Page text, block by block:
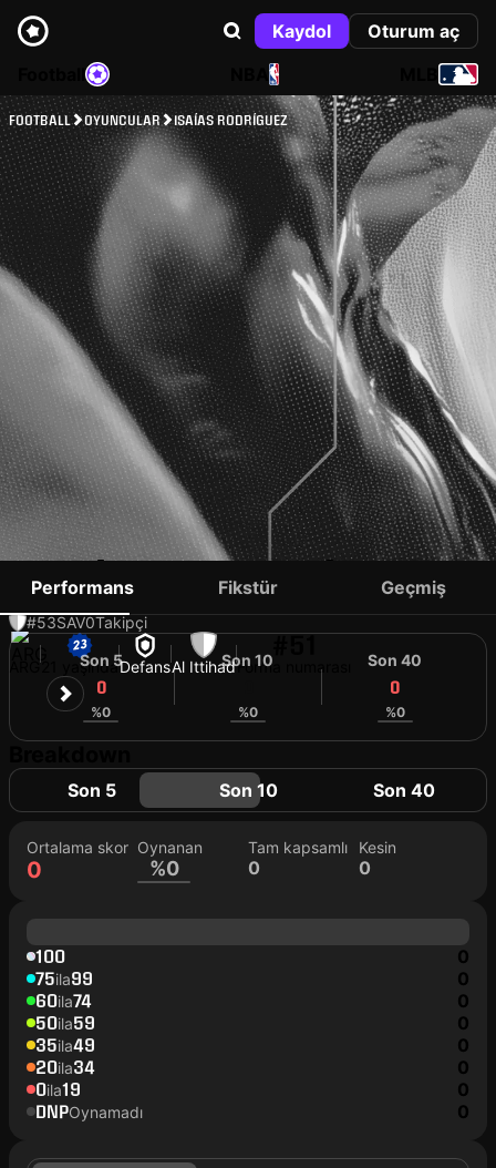
Kaydol
Oturum aç
NBA
FOOTBALL OYUNCULAR ISAÍAS RODRÍGUEZ
ISAÍAS RODRÍGUEZ
#53SAV0Takipçi
21 yaşındaDefansAl IttihadForma numarası
Performans Fikstür Geçmiş
Son 5
0
%0
Son 10
%0
Son 40
0
%0
Son 5 Son 10 Son 40
Ortalama skor
0
Oynanan
%0
Tam kapsamlı
0
Kesin
0
100 0
75ila99 0
60ila74 0
50ila59 0
35ila49 0
20ila34 0
0ila19 0
DNPOynamadı 0